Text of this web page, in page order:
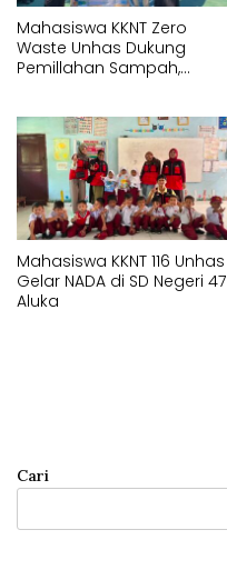
Mahasiswa KKNT Zero
Waste Unhas Dukung
Pemillahan Sampah,
Mahasiswa KKNT 116 Unhas
Gelar NADA di SD Negeri 47
Aluka
Cari